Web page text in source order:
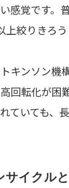
感覚です。
上絞りきろ
キンソン機
回転化が困
ていても、
サイクル